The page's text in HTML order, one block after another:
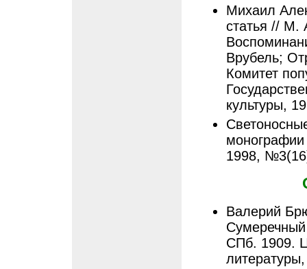
Михаил
статья // М.
Врубель;
Комитет
культуры,
1998,
Валерий
СПб. 1909.